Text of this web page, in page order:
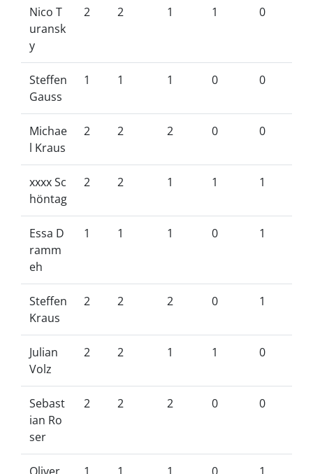
Nico T
uransk
y
2 2 1 1 0
Steffen
Gauss
1 1 1 0 0
Michae
l Kraus
2 2 2 0 0
xxxx Sc
höntag
2 2 1 1 1
Essa D
ramm
eh
1 1 1 0 1
Steffen
Kraus
2 2 2 0 1
Julian
Volz
2 2 1 1 0
Sebast
ian Ro
ser
2 2 2 0 0